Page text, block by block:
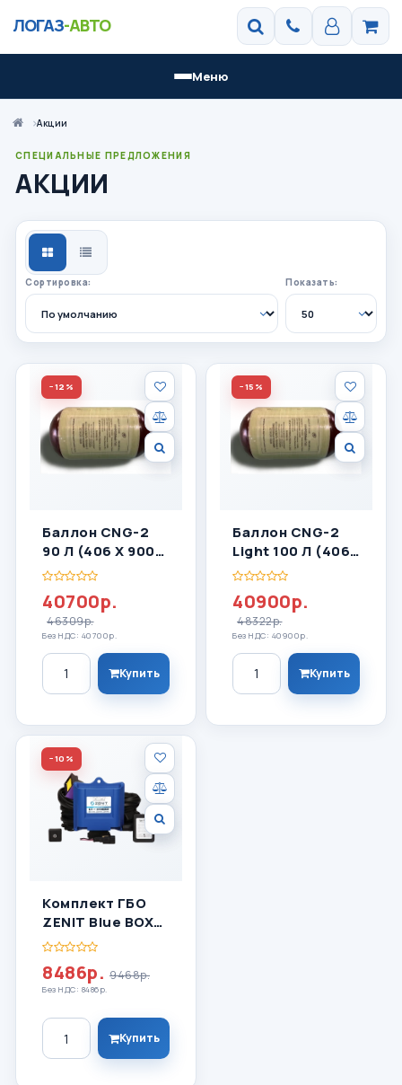
ЛОГАЗ-АВТО
Меню
Акции
СПЕЦИАЛЬНЫЕ ПРЕДЛОЖЕНИЯ
АКЦИИ
СЕТКАСПИСОК
Сортировка: Показать:
−12%
Баллон CNG-2
90 Л (406 Х 900
Мм) Пластик
40700р.
46309р.
Без НДС: 40700р.
Количество
Купить
−15%
Баллон CNG-2
Light 100 Л (406
Х 982 Мм)
40900р.
48322р.
Без НДС: 40900р.
Количество
Купить
−10%
Комплект ГБО
ZENIT Blue BOX
Light 4 Цилиндра
8486р. 9468р.
Без НДС: 8486р.
Количество
Купить